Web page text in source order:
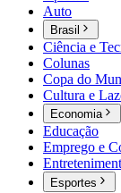
Auto
Brasil
Ciência e
Colunas
Copa do
Cultura e
Economia
Educação
Emprego e
Esportes